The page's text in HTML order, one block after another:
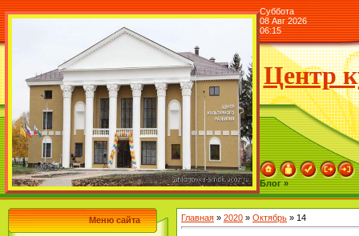
Суббота
08 Авг 2026
06:15
Центр
Блог »
Меню сайта Главная » 2020 » Октябрь » 14